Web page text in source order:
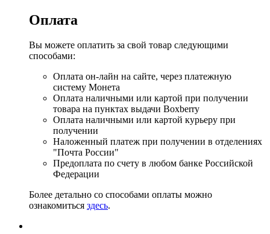
Оплата
Вы можете оплатить за свой товар следующими
способами:
Оплата он-лайн на сайте, через платежную
систему Монета
Оплата наличными или картой при получении
товара на пунктах выдачи Boxberry
Оплата наличными или картой курьеру при
получении
Наложенный платеж при получении в отделениях
"Почта России"
Предоплата по счету в любом банке Российской
Федерации
Более детально со способами оплаты можно
ознакомиться здесь.